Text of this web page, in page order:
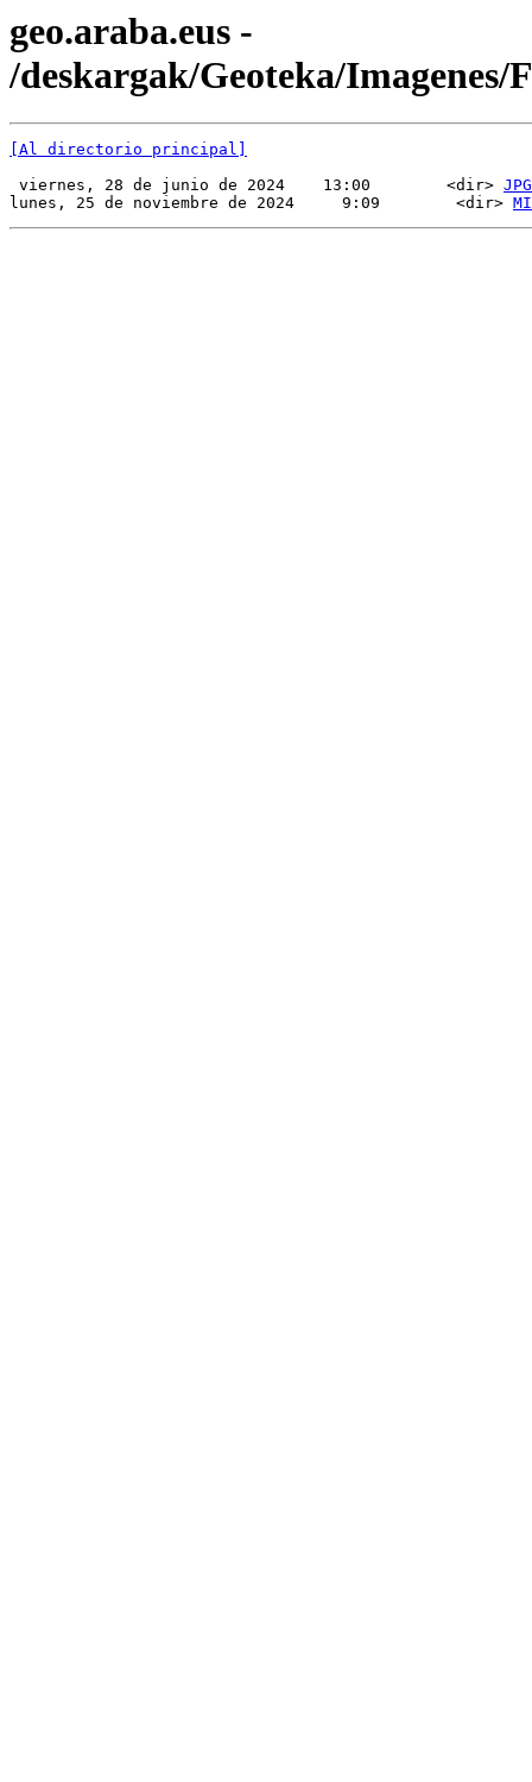
geo.araba.eus -
/deskargak/Geoteka/Imagenes/
[Al directorio principal]
viernes, 28 de junio de 2024    13:00        <dir> JPG
lunes, 25 de noviembre de 2024     9:09        <dir>